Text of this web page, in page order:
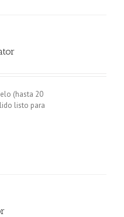
(hasta 20
listo para